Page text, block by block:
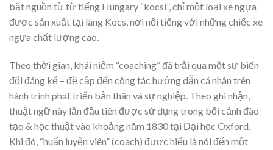
bắt nguồn từ từ tiếng Hungary “kocsi”, chỉ một loại xe ngựa
được sản xuất tại làng Kocs, nơi nổi tiếng với những chiếc xe
ngựa chất lượng cao.
Theo thời gian, khái niệm “coaching” đã trải qua một sự biến
đổi đáng kể – đề cập đến công tác hướng dẫn cá nhân trên
hành trình phát triển bản thân và sự nghiệp. Theo ghi nhận,
thuật ngữ này lần đầu tiên được sử dụng trong bối cảnh đào
tạo & học thuật vào khoảng năm 1830 tại Đại học Oxford.
Khi đó, “huấn luyện viên” (coach) được hiểu là nói đến một